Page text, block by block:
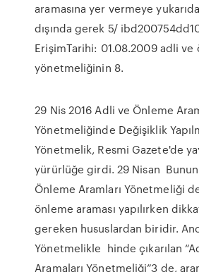
aramasına yer vermeye
dışında gerek 5/
ErişimTarihi: 01.08.2009 adli ve
yönetmeliğinin 8.
29 Nis 2016 Adli ve Önleme
Yönetmeliğinde Değişiklik
Yönetmelik, Resmi Gazete'de
yürürlüğe girdi. 29 Nisan Bunun
Önleme Aramları Yönetmeliği
önleme araması yapılırken
gereken hususlardan biridir.
Yönetmelikle hinde çıkarılan
Aramaları Yönetmeliği”3 de,